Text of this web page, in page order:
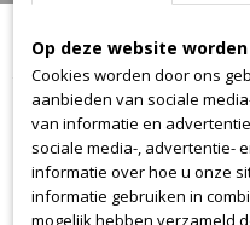
Home >Stof>Textaafoam>
Op deze website
Cookies worden door ons
aanbieden van sociale
van informatie en
sociale media-, advertentie-
informatie over hoe u onze
informatie gebruiken in
mogelijk hebben verzameld